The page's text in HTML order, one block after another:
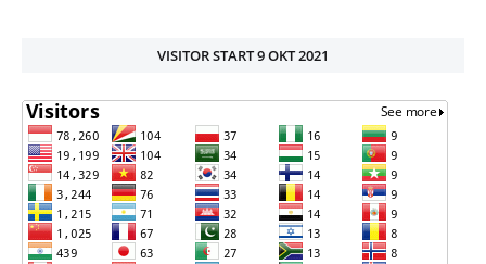
VISITOR START 9 OKT 2021